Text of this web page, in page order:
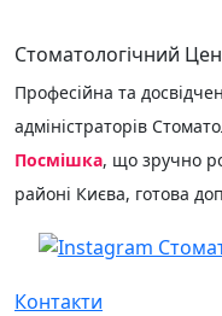
Стоматологічний
Професійна та
адміністраторів
Посмішка, що зручно
районі Києва, готова
Контакти